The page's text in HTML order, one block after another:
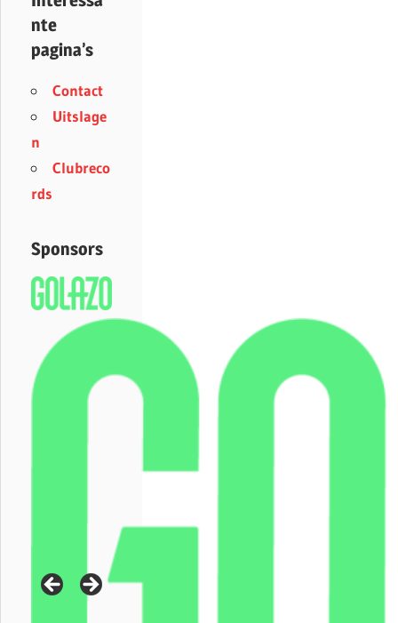
nte
pagina’s
Contact
Uitslage
n
Clubreco
rds
Sponsors